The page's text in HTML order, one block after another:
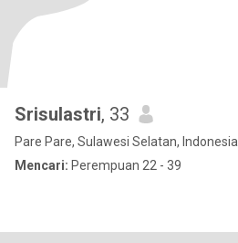
Srisulastri, 33
Pare Pare, Sulawesi Selatan, Indonesia
Mencari: Perempuan 22 - 39